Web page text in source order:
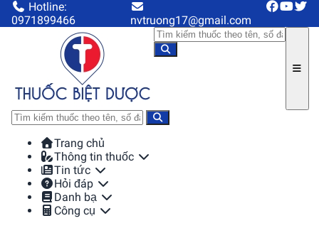
Hotline:
0971899466
nvtruong17@gmail.com
Trang chủ
Thông tin thuốc
Tin tức
Hỏi đáp
Danh bạ
Công cụ